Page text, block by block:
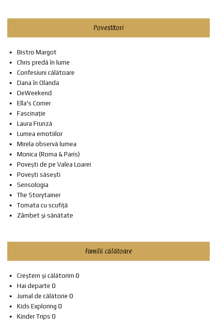
Povestitori
Bistro Margot
Chris predă în lume
Confesiuni călătoare
Dana în Olanda
DeWeekend
Ella's Corner
Fascinație
Laura Frunză
Lumea emotiilor
Mirela observă lumea
Monica (Roma & Paris)
Povești de pe Valea Loarei
Povești săsești
Sensologia
The Storytainer
Tomata cu scufiță
Zâmbet și sănătate
Familii călătoare
Creștem și călătorim 0
Hai departe 0
Jurnal de călătorie 0
Kids Exploring 0
Kinder Trips 0